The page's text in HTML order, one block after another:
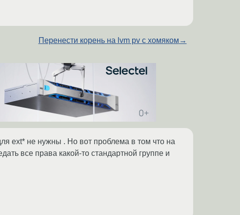
Перенести корень на lvm pv с хомяком →
ext* не нужны . Но вот проблема в том что на
все права какой-то стандартной группе и